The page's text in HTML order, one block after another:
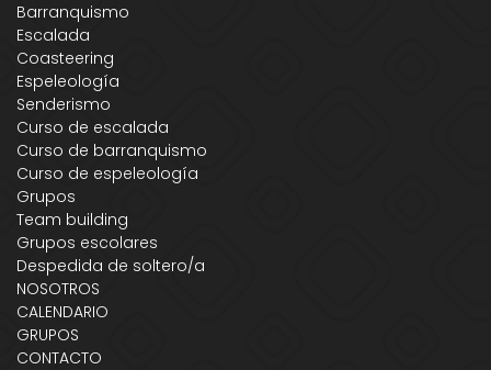
Barranquismo
Escalada
Coasteering
Espeleología
Senderismo
Curso de escalada
Curso de barranquismo
Curso de espeleología
Grupos
Team building
Grupos escolares
Despedida de soltero/a
NOSOTROS
CALENDARIO
GRUPOS
CONTACTO